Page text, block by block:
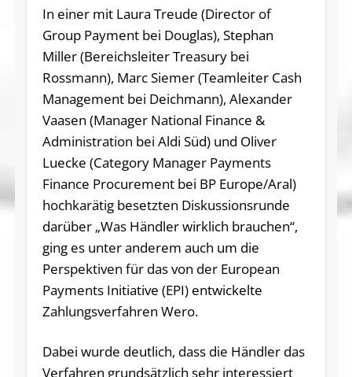
In einer mit Laura Treude (Director of
Group Payment bei Douglas), Stephan
Miller (Bereichsleiter Treasury bei
Rossmann), Marc Siemer (Teamleiter Cash
Management bei Deichmann), Alexander
Vaasen (Manager National Finance &
Administration bei Aldi Süd) und Oliver
Luecke (Category Manager Payments
Finance Procurement bei BP Europe/Aral)
hochkarätig besetzten Diskussionsrunde
darüber „Was Händler wirklich brauchen“,
ging es unter anderem auch um die
Perspektiven für das von der European
Payments Initiative (EPI) entwickelte
Zahlungsverfahren Wero.
Dabei wurde deutlich, dass die Händler das
Verfahren grundsätzlich sehr interessiert